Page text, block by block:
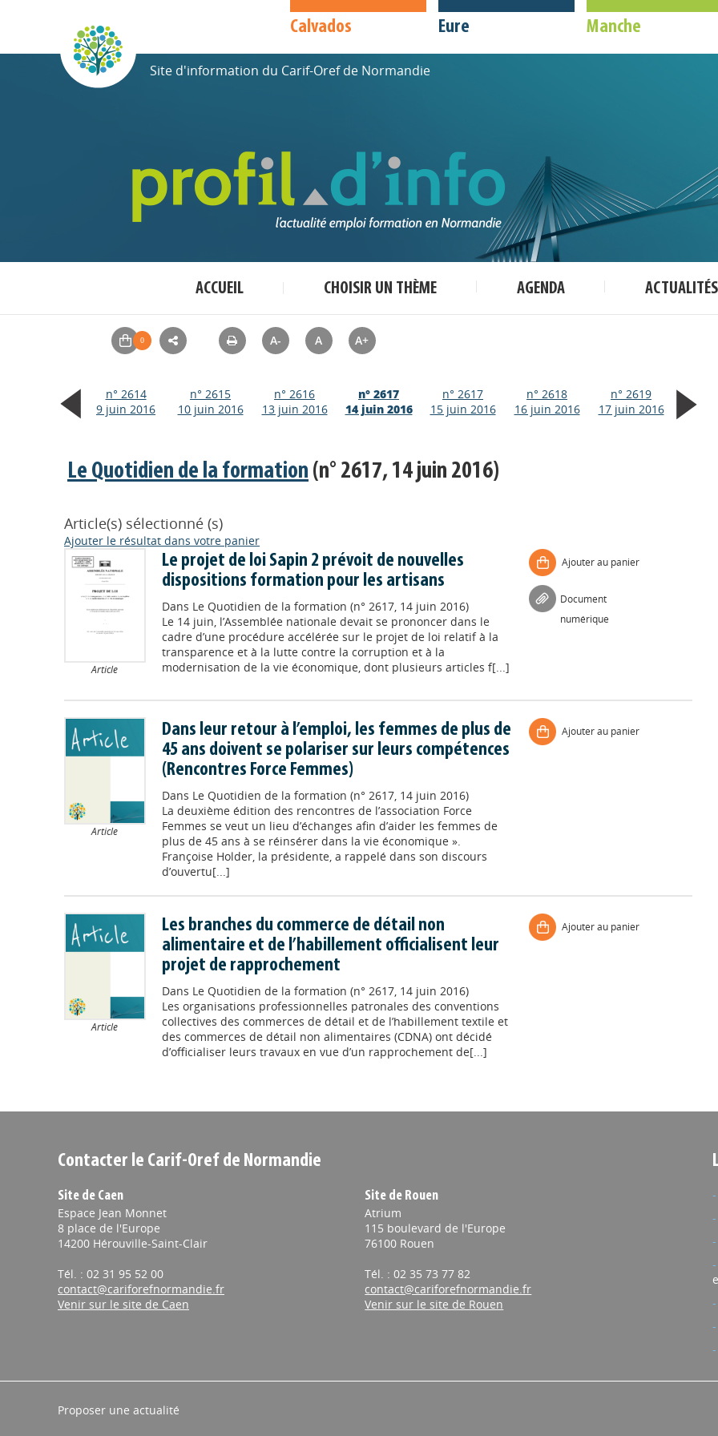
Calvados Eure Manche
Site d'information du Carif-Oref de Normandie
ACCUEIL CHOISIR UN THÈME AGENDA ACTUALITÉS
A- A A+
n° 2614
9 juin 2016
n° 2615
10 juin 2016
n° 2616
13 juin 2016
n° 2617
14 juin 2016
n° 2617
15 juin 2016
n° 2618
16 juin 2016
n° 2619
17 juin 2016
Le Quotidien de la formation (n° 2617, 14 juin 2016)
Article(s) sélectionné (s)
Ajouter le résultat dans votre panier
Article
Le projet de loi Sapin 2 prévoit de nouvelles
dispositions formation pour les artisans
Dans Le Quotidien de la formation (n° 2617, 14 juin 2016)
Le 14 juin, l’Assemblée nationale devait se prononcer dans le
cadre d’une procédure accélérée sur le projet de loi relatif à la
transparence et à la lutte contre la corruption et à la
modernisation de la vie économique, dont plusieurs articles f[...]
Ajouter au panier
Document
numérique
Article
Dans leur retour à l’emploi, les femmes de plus de
45 ans doivent se polariser sur leurs compétences
(Rencontres Force Femmes)
Dans Le Quotidien de la formation (n° 2617, 14 juin 2016)
La deuxième édition des rencontres de l’association Force
Femmes se veut un lieu d’échanges afin d’aider les femmes de
plus de 45 ans à se réinsérer dans la vie économique ».
Françoise Holder, la présidente, a rappelé dans son discours
d’ouvertu[...]
Ajouter au panier
Article
Les branches du commerce de détail non
alimentaire et de l’habillement officialisent leur
projet de rapprochement
Dans Le Quotidien de la formation (n° 2617, 14 juin 2016)
Les organisations professionnelles patronales des conventions
collectives des commerces de détail et de l’habillement textile et
des commerces de détail non alimentaires (CDNA) ont décidé
d’officialiser leurs travaux en vue d’un rapprochement de[...]
Ajouter au panier
Contacter le Carif-Oref de Normandie
Site de Caen
Espace Jean Monnet
8 place de l'Europe
14200 Hérouville-Saint-Clair
Tél. : 02 31 95 52 00
contact@cariforefnormandie.fr
Venir sur le site de Caen
Site de Rouen
Atrium
115 boulevard de l'Europe
76100 Rouen
Tél. : 02 35 73 77 82
contact@cariforefnormandie.fr
Venir sur le site de Rouen
Proposer une actualité